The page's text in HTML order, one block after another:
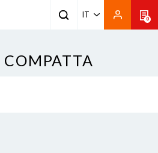
IT 0
COMPATTA